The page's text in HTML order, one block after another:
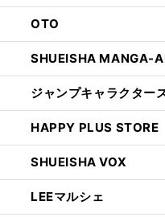
OTO
SHUEISHA MANGA-
ジャンプキャラクター
HAPPY PLUS STORE
SHUEISHA VOX
LEEマルシェ